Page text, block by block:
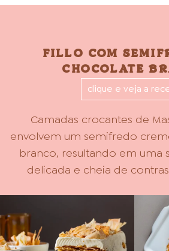
FILLO COM
CHOCOLATE
clique e veja a
Camadas crocantes de
envolvem um semifredo
branco, resultando em uma
delicada e cheia de